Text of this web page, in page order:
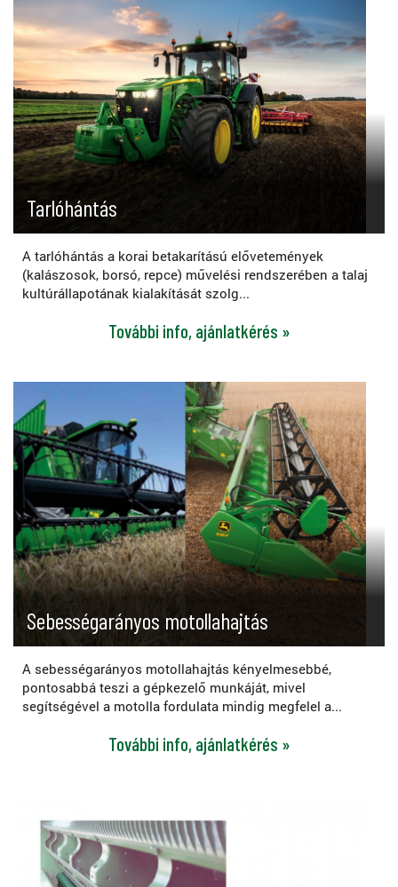
Tarlóhántás
A tarlóhántás a korai betakarítású elővetemények
(kalászosok, borsó, repce) művelési rendszerében a talaj
kultúrállapotának kialakítását szolg...
További info, ajánlatkérés »
Sebességarányos motollahajtás
A sebességarányos motollahajtás kényelmesebbé,
pontosabbá teszi a gépkezelő munkáját, mivel
segítségével a motolla fordulata mindig megfelel a...
További info, ajánlatkérés »